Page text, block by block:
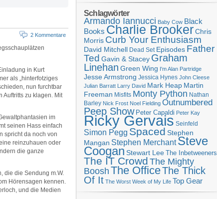
2 Kommentare
in Kurt
als „hinterfotziges
nun furchtbar
Auftritts zu klagen. Mit
im
seinen Hass einfach
spricht da noch von
reinzuhauen oder
die ganze
die die Sendung m.W.
Hörensagen kennen.
und die Medien
Schlagwörter
Armando Iannucci Baby Cow Black
Books Charlie BrookerChris
Morris Curb Your Enthusiasm
David Mitchell Dead Set Episodes Father
Ted Gavin & Stacey Graham
Linehan Green Wing I'm Alan Partridge
Jesse Armstrong Jessica Hynes John Cleese
Julian Barratt Larry David Mark Heap Martin
Freeman Misfits Monty Python Nathan
Barley Nick Frost Noel Fielding Outnumbered
Peep Show Peter Capaldi Peter Kay
Ricky Gervais Seinfeld
Simon Pegg Spaced Stephen
Mangan Stephen Merchant Steve
CooganStewart Lee The Inbetweeners
The IT Crowd The Mighty
Boosh The OfficeThe Thick
Of It The Worst Week of My Life Top Gear